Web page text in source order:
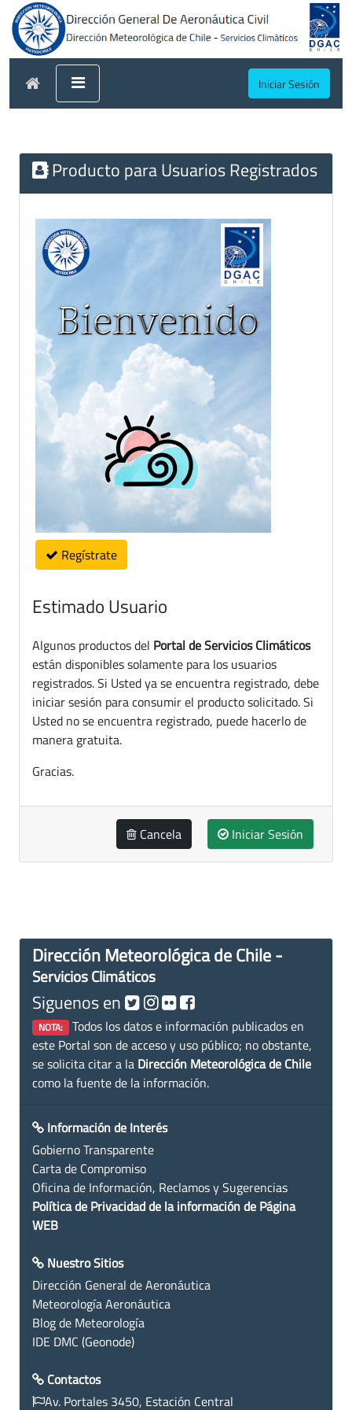
Iniciar Sesión
Producto para Usuarios Registrados
Regístrate
Estimado Usuario
Algunos productos del Portal de Servicios Climáticos
están disponibles solamente para los usuarios
registrados. Si Usted ya se encuentra registrado, debe
iniciar sesión para consumir el producto solicitado. Si
Usted no se encuentra registrado, puede hacerlo de
manera gratuita.
Gracias.
Cancela Iniciar Sesión
Dirección Meteorológica de Chile -
Servicios Climáticos
Siguenos en
NOTA: Todos los datos e información publicados en
este Portal son de acceso y uso público; no obstante,
se solicita citar a la Dirección Meteorológica de Chile
como la fuente de la información.
Información de Interés
Gobierno Transparente
Carta de Compromiso
Oficina de Información, Reclamos y Sugerencias
Política de Privacidad de la información de Página
WEB
Nuestro Sitios
Dirección General de Aeronáutica
Meteorología Aeronáutica
Blog de Meteorología
IDE DMC (Geonode)
Contactos
Av. Portales 3450, Estación Central